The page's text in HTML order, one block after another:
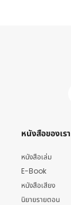
หนังสือของเรา
หนังสือเล่ม
E-Book
หนังสือเสียง
นิยายรายตอน